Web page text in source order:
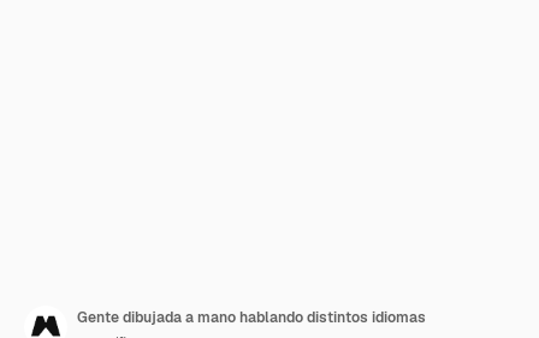
Gente dibujada a mano hablando distintos idiomas